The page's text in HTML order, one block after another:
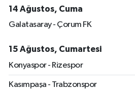
14 Ağustos, Cuma
Galatasaray - Çorum FK
15 Ağustos, Cumartesi
Konyaspor - Rizespor
Kasımpaşa - Trabzonspor